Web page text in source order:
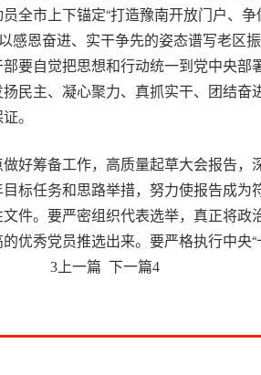
全市上下锚定“打造豫南开放门户、
感恩奋进、实干争先的姿态谱写老区
要自觉把思想和行动统一到党中央部
民主、凝心聚力、真抓实干、团结奋
。
好筹备工作，高质量起草大会报告，
标任务和思路举措，努力使报告成为
件。要严密组织代表选举，真正将政
优秀党员推选出来。要严格执行中央“
，确保换届工作平稳有序、风清气正。
产业促发展，抢天夺时抓好“三夏”农
提供和谐稳定的社会环境。
3上一篇 下一篇4